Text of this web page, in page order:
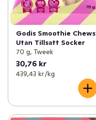
Godis Smoothie Chews
Utan Tillsatt Socker
70 g, Tweek
30,76 kr
439,43 kr /kg